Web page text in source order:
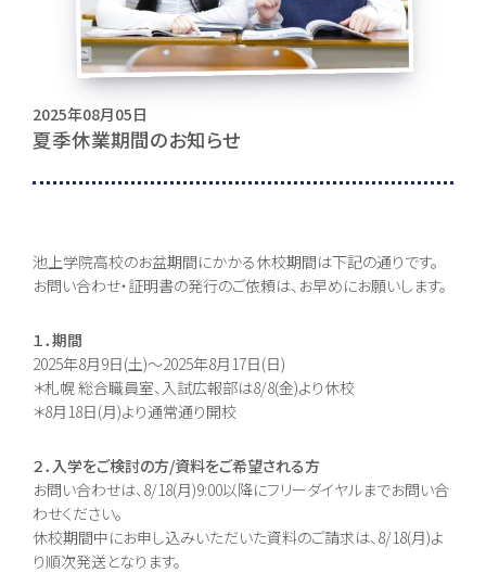
お問い合わせ
〒062-0903 北海道札幌市豊平区豊平３条５丁目１-３８
証明書申請
コンテンツ
本校について
組織・沿革
情報公開
コース紹介
総合コース [札幌本
進路実現コース
集中スクーリングコ
2025年08月05日
夏季休業期間のお知らせ
池上学院高校のお盆期間にかかる休校期間は下記の通りです。
お問い合わせ・証明書の発行のご依頼は、お早めにお願いします。
１．期間
2025年8月9日(土)～2025年8月17日(日)
＊札幌 総合職員室、入試広報部は8/8(金)より休校
＊8月18日(月)より通常通り開校
２．入学をご検討の方/資料をご希望される方
お問い合わせは、8/18(月)9:00以降にフリーダイヤルまでお問い合
わせください。
休校期間中にお申し込みいただいた資料のご請求は、8/18(月)よ
り順次発送となります。